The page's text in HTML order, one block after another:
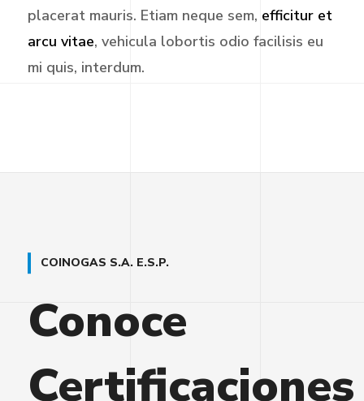
placerat mauris. Etiam neque sem, efficitur et
arcu vitae, vehicula lobortis odio facilisis eu
mi quis, interdum.
COINOGAS S.A. E.S.P.
Conoce
Certificaciones